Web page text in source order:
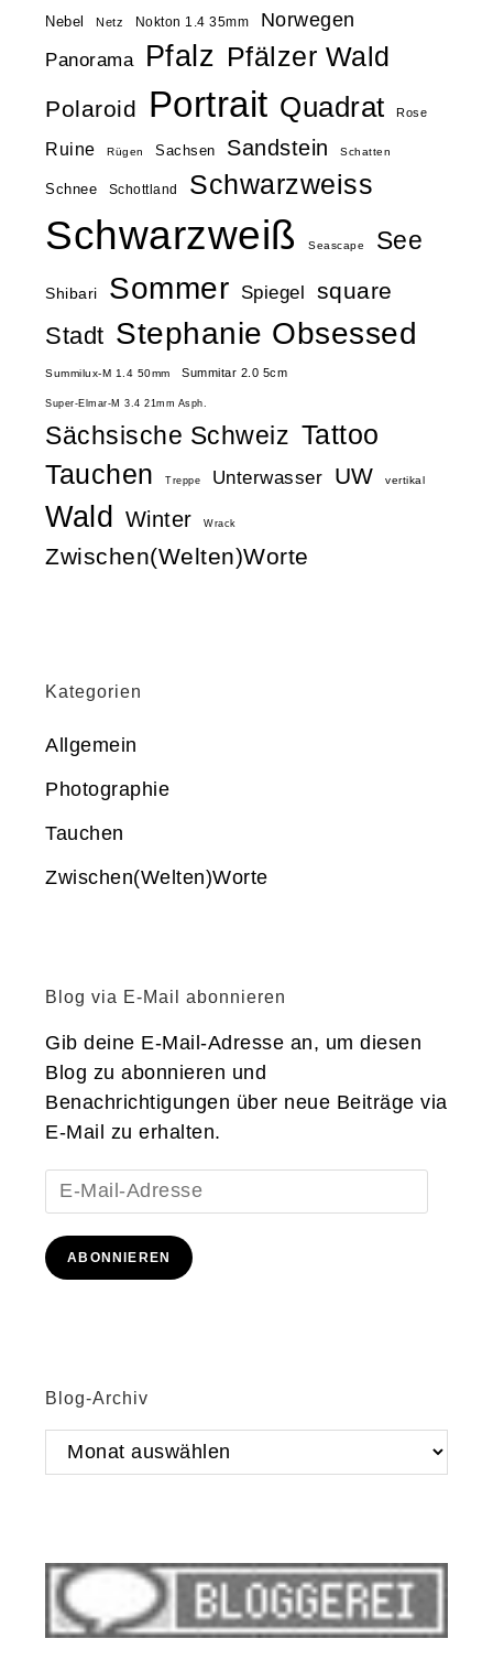
Nebel Netz Nokton 1.4 35mm Norwegen
Panorama Pfalz Pfälzer Wald
Polaroid Portrait Quadrat Rose
Ruine Rügen Sachsen Sandstein Schatten
Schnee Schottland Schwarzweiss
Schwarzweiß Seascape See
Shibari Sommer Spiegel square
Stadt Stephanie Obsessed
Summilux-M 1.4 50mm Summitar 2.0 5cm
Super-Elmar-M 3.4 21mm Asph.
Sächsische Schweiz Tattoo
Tauchen
Treppe Unterwasser UW vertikal
Wald Winter Wrack
Zwischen(Welten)Worte
Kategorien
Allgemein
Photographie
Tauchen
Zwischen(Welten)Worte
Blog via E-Mail abonnieren
Gib deine E-Mail-Adresse an, um diesen
Blog zu abonnieren und
Benachrichtigungen über neue Beiträge via
E-Mail zu erhalten.
E-
Mail-
Adresse
ABONNIEREN
Blog-Archiv
Blog-
Archiv